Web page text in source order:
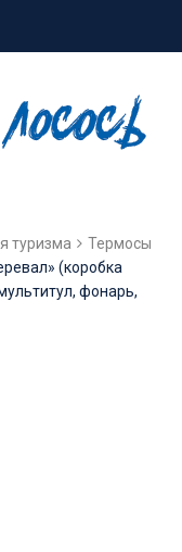
туризма
Термосы
(коробка
фонарь,